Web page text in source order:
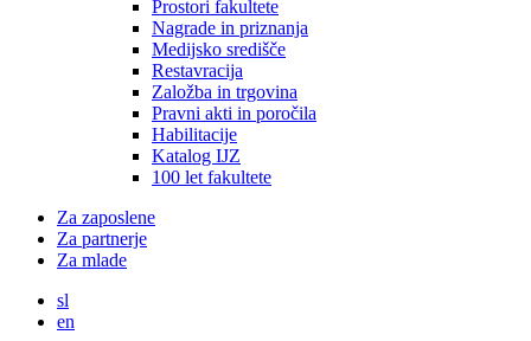
Prostori fakultete
Nagrade in priznanja
Medijsko središče
Restavracija
Založba in trgovina
Pravni akti in poročila
Habilitacije
Katalog IJZ
100 let fakultete
Za zaposlene
Za partnerje
Za mlade
sl
en